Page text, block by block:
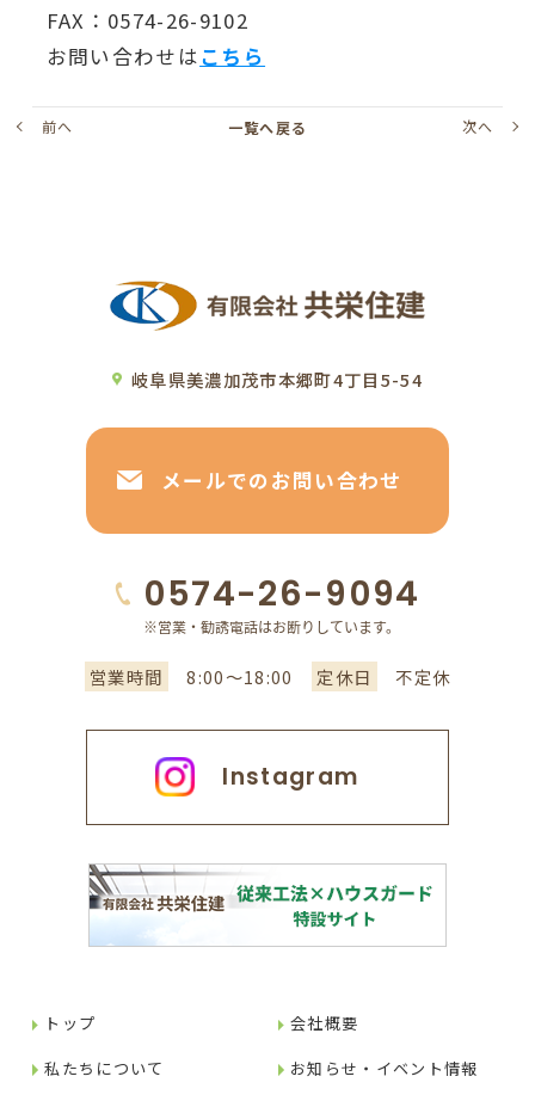
FAX：0574-26-9102
お問い合わせはこちら
前へ 一覧へ戻る 次へ
岐阜県美濃加茂市本郷町4丁目5-54
メールでのお問い合わせ
0574-26-9094
営業時間 8:00～18:00 定休日 不定休
Instagram
トップ
私たちについて
会社概要
お知らせ・イベント情報